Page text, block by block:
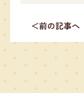
＜前の記事へ